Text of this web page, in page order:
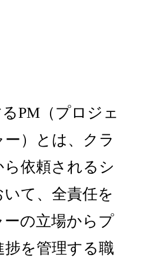
PM（プロジェ
）とは、クラ
依頼されるシ
て、全責任を
の立場からプ
捗を管理する職